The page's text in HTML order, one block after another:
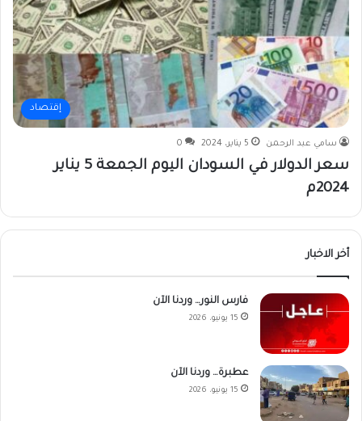
إقتصاد
سامي عبد الرحمن 5 يناير، 2024 0
سعر الدولار في السودان اليوم الجمعة 5 يناير
2024م
أخر الاخبار
فارس النور… وردنا الآن
15 يونيو، 2026
عطبرة… وردنا الآن
15 يونيو، 2026